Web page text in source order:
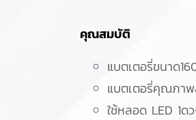
คุณสมบัติ
แบตเตอรี่ขนาด
แบตเตอรี่คุณภาพ
ใช้หลอด LED 1ด